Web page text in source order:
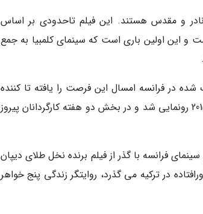
و مقدس هستند. این فیلم تاحدودی بر اساس
و این اولین باری است که سینمای کلمبیا به جمع
شده در فرانسه امسال این فرصت را یافته تا کننده
سینمای فرانسه در اسکار خارجی باشد. پیش از این هم در جشنواره کن 2015 رونمایی شد و در بخش دو هفته کارگردانان پیروز
فرانسه با گذر از فیلم برنده نخل طلای دیپان
در ترکیه می گذرد، روایتگر زندگی پنج خواهر